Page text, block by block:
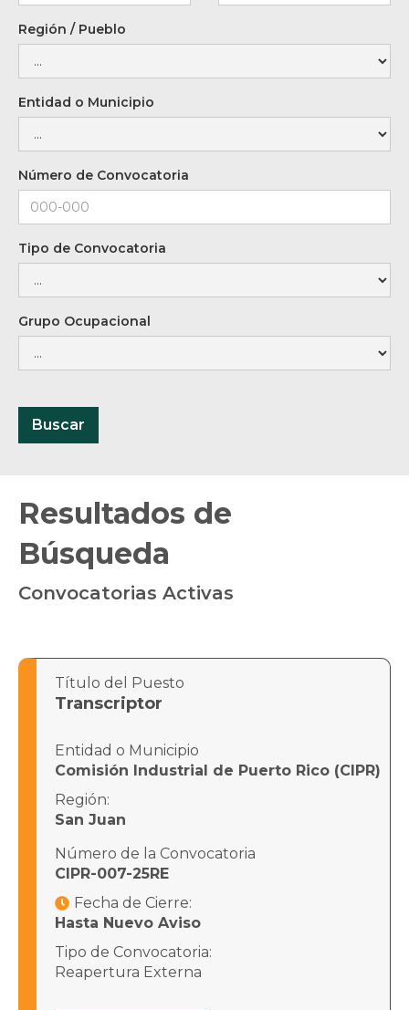
Región / Pueblo
Entidad o Municipio
Número de Convocatoria
Tipo de Convocatoria
Grupo Ocupacional
Buscar
Resultados de
Búsqueda
Convocatorias Activas
Título del Puesto
Transcriptor
Entidad o Municipio
Comisión Industrial de Puerto Rico (CIPR)
Región:
San Juan
Número de la Convocatoria
CIPR-007-25RE
 Fecha de Cierre:
Hasta Nuevo Aviso
Tipo de Convocatoria:
Reapertura Externa